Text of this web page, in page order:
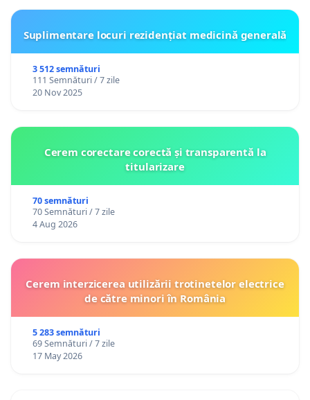
Suplimentare locuri rezidențiat medicină generală
3 512 semnături
111 Semnături / 7 zile
20 Nov 2025
Cerem corectare corectă și transparentă la
titularizare
70 semnături
70 Semnături / 7 zile
4 Aug 2026
Cerem interzicerea utilizării trotinetelor electrice
de către minori în România
5 283 semnături
69 Semnături / 7 zile
17 May 2026